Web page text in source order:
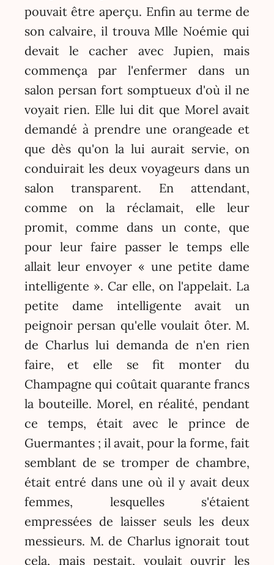
pouvait être aperçu. Enfin au terme de
son calvaire, il trouva Mlle Noémie qui
devait le cacher avec Jupien, mais
commença par l'enfermer dans un
salon persan fort somptueux d'où il ne
voyait rien. Elle lui dit que Morel avait
demandé à prendre une orangeade et
que dès qu'on la lui aurait servie, on
conduirait les deux voyageurs dans un
salon transparent. En attendant,
comme on la réclamait, elle leur
promit, comme dans un conte, que
pour leur faire passer le temps elle
allait leur envoyer « une petite dame
intelligente ». Car elle, on l'appelait. La
petite dame intelligente avait un
peignoir persan qu'elle voulait ôter. M.
de Charlus lui demanda de n'en rien
faire, et elle se fit monter du
Champagne qui coûtait quarante francs
la bouteille. Morel, en réalité, pendant
ce temps, était avec le prince de
Guermantes ; il avait, pour la forme, fait
semblant de se tromper de chambre,
était entré dans une où il y avait deux
femmes, lesquelles s'étaient
empressées de laisser seuls les deux
messieurs. M. de Charlus ignorait tout
cela, mais pestait, voulait ouvrir les